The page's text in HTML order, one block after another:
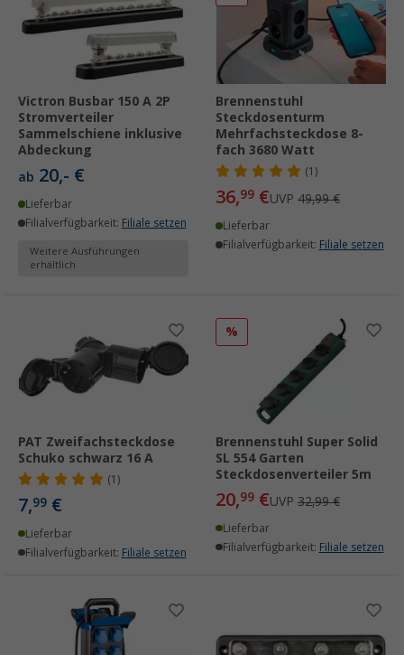
Victron Busbar 150 A 2P
Stromverteiler
Sammelschiene inklusive
Abdeckung
ab 20,- €
Lieferbar
Filialverfügbarkeit: Filiale setzen
Weitere Ausführungen
erhältlich
Brennenstuhl
Steckdosenturm
Mehrfachsteckdose 8-
fach 3680 Watt
(1)
36,99 €UVP 49,99 €
Lieferbar
Filialverfügbarkeit: Filiale setzen
PAT Zweifachsteckdose
Schuko schwarz 16 A
(1)
7,99 €
Lieferbar
Filialverfügbarkeit: Filiale setzen
%
Brennenstuhl Super Solid
SL 554 Garten
Steckdosenverteiler 5m
20,99 €UVP 32,99 €
Lieferbar
Filialverfügbarkeit: Filiale setzen